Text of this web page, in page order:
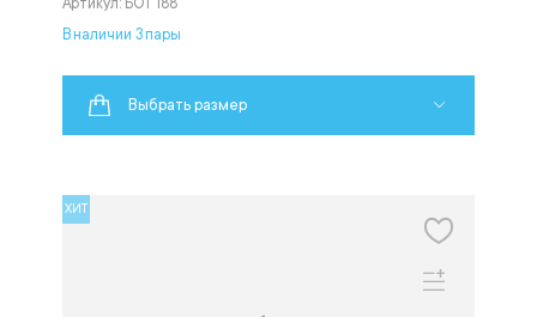
Артикул: БОТ 188
В наличии 3 пары
Выбрать размер
ХИТ